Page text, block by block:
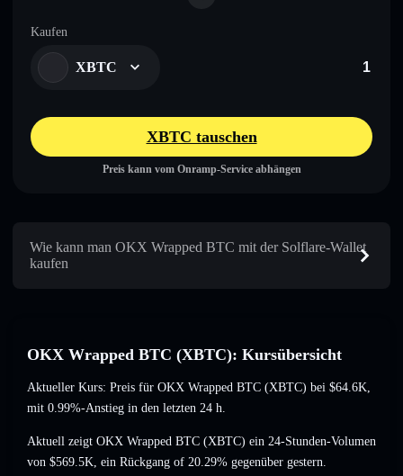
Kaufen
XBTC
XBTC tauschen
Preis kann vom Onramp-Service abhängen
Wie kann man OKX Wrapped BTC mit der Solflare-Wallet
kaufen
OKX Wrapped BTC (XBTC): Kursübersicht
Aktueller Kurs: Preis für OKX Wrapped BTC (XBTC) bei $64.6K,
mit 0.99%-Anstieg in den letzten 24 h.
Aktuell zeigt OKX Wrapped BTC (XBTC) ein 24-Stunden-Volumen
von $569.5K, ein Rückgang of 20.29% gegenüber gestern.